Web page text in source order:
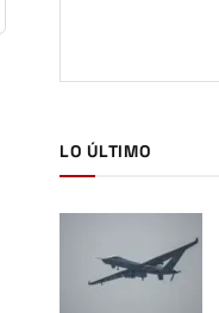
LO ÚLTIMO